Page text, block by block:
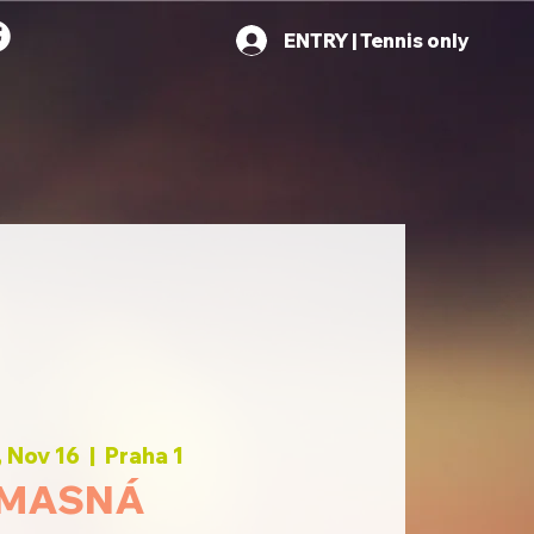
ENTRY | Tennis only
Nov 16
  |
Praha 1